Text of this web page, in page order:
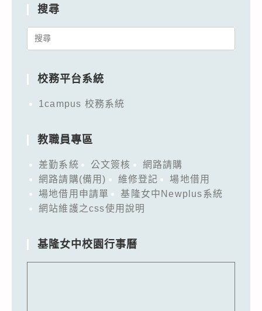
搜尋
Search
校務平台系統
1campus 校務系統
教職員專區
差勤系統 公文簽核
網路請購
網路請購(備用)
維修登記
場地借用
場地借用申請單
基隆女中Newplus系統
網站維護之css使用說明
基隆女中校園行事曆